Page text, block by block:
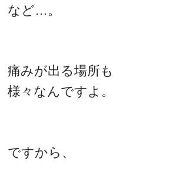
など…。
痛みが出る場所も
様々なんですよ。
ですから、